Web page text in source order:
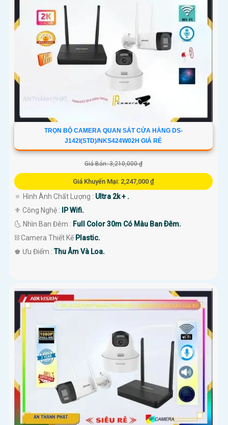
TRỌN BỘ CAMERA QUAN SÁT CỬA HÀNG DS-
J142I(STD)/NKS424W02H GIÁ RẺ
Giá Bán: 3,210,000 ₫
Giá Khuyến Mại: 2,247,000 ₫
🔅 Hình Ành Chất Lượng : Ultra 2k + .
⚜️ Công Nghệ :
IP Wifi.
🌜 Nhìn Ban Đêm : Full Color 30m Có Màu Ban Ðêm.
⛓ Camera Thiết Kế Plastic.
️♚ Ưu Điểm :Thu Âm Và Loa.